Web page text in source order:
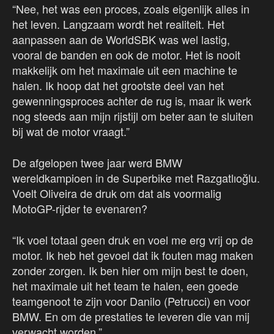
“Nee, het was een proces, zoals eigenlijk alles in
het leven. Langzaam wordt het realiteit. Het
aanpassen aan de WorldSBK was wel lastig,
vooral de banden en ook de motor. Het is nooit
makkelijk om het maximale uit een machine te
halen. Ik hoop dat het grootste deel van het
gewenningsproces achter de rug is, maar ik werk
nog steeds aan mijn rijstijl om beter aan te sluiten
bij wat de motor vraagt.”
De afgelopen twee jaar werd BMW
wereldkampioen in de Superbike met Razgatlıoğlu.
Voelt Oliveira de druk om dat als voormalig
MotoGP-rijder te evenaren?
“Ik voel totaal geen druk en voel me erg vrij op de
motor. Ik heb het gevoel dat ik fouten mag maken
zonder zorgen. Ik ben hier om mijn best te doen,
het maximale uit het team te halen, een goede
teamgenoot te zijn voor Danilo (Petrucci) en voor
BMW. En om de prestaties te leveren die van mij